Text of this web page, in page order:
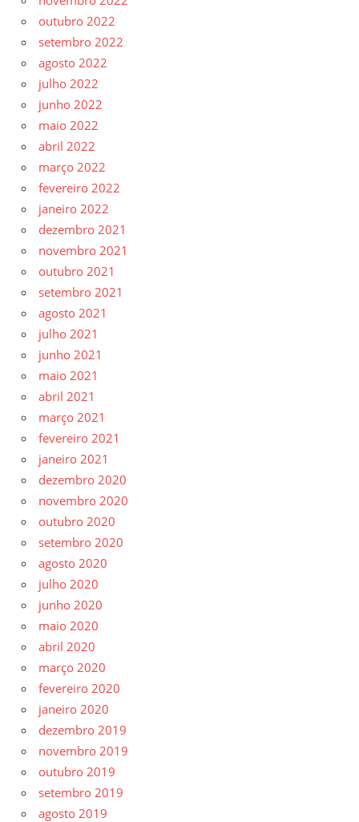
outubro 2022
setembro 2022
agosto 2022
julho 2022
junho 2022
maio 2022
abril 2022
março 2022
fevereiro 2022
janeiro 2022
dezembro 2021
novembro 2021
outubro 2021
setembro 2021
agosto 2021
julho 2021
junho 2021
maio 2021
abril 2021
março 2021
fevereiro 2021
janeiro 2021
dezembro 2020
novembro 2020
outubro 2020
setembro 2020
agosto 2020
julho 2020
junho 2020
maio 2020
abril 2020
março 2020
fevereiro 2020
janeiro 2020
dezembro 2019
novembro 2019
outubro 2019
setembro 2019
agosto 2019